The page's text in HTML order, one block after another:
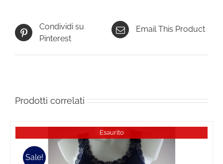
Condividi su
Pinterest
Email This Product
Prodotti correlati
Esaurito
Sale!